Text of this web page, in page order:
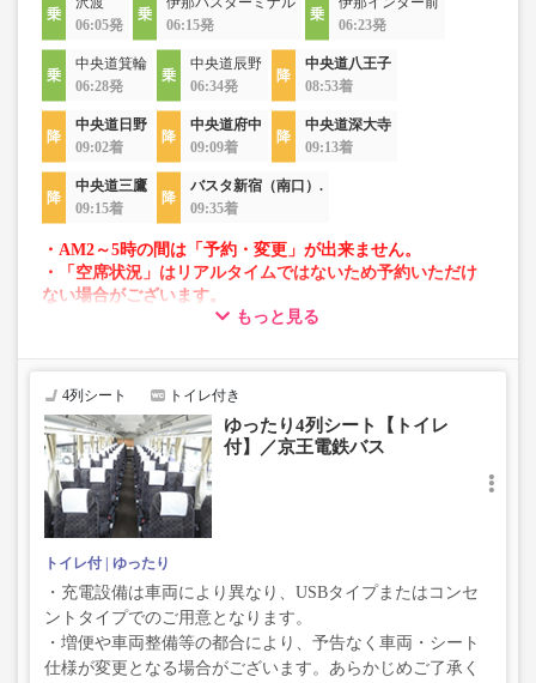
06:05発
06:15発
06:23発
中央道箕輪
06:28発
中央道辰野
06:34発
中央道八王子
08:53着
中央道日野
09:02着
中央道府中
09:09着
中央道深大寺
09:13着
中央道三鷹
09:15着
バスタ新宿（南口）.
09:35着
・AM2～5時の間は「予約・変更」が出来ません。
・「空席状況」はリアルタイムではないため予約いただけ
ない場合がございます。
・車両は予告なく変更となる場合がございます。これに伴
で、あらかじめご了承ください。
もっと見る
4列シート トイレ付き
ゆったり4列シート【トイレ
付】／京王電鉄バス
トイレ付 ゆったり
・充電設備は車両により異なり、USBタイプまたはコンセ
ントタイプでのご用意となります。
・増便や車両整備等の都合により、予告なく車両・シート
仕様が変更となる場合がございます。あらかじめご了承く